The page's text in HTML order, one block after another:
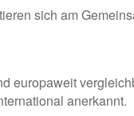
sich am
europaweit
anerkannt.